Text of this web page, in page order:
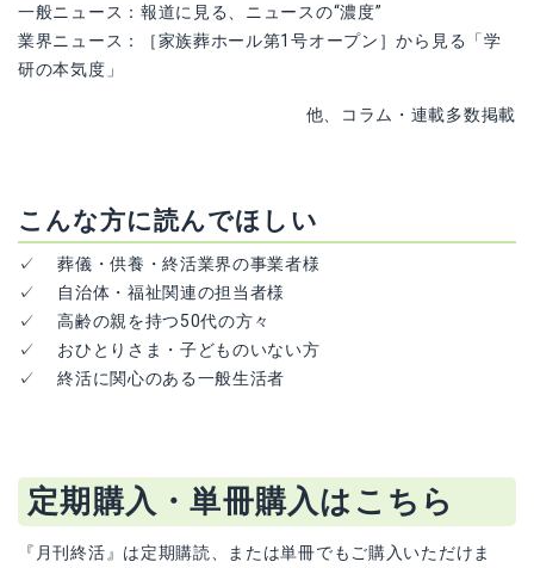
一般ニュース：報道に見る、ニュースの“濃度”
業界ニュース：［家族葬ホール第1号オープン］から見る「学
研の本気度」
他、コラム・連載多数掲載
こんな方に読んでほしい
✓ 葬儀・供養・終活業界の事業者様
✓ 自治体・福祉関連の担当者様
✓ 高齢の親を持つ50代の方々
✓ おひとりさま・子どものいない方
✓ 終活に関心のある一般生活者
定期購入・単冊購入はこちら
『月刊終活』は定期購読、または単冊でもご購入いただけま